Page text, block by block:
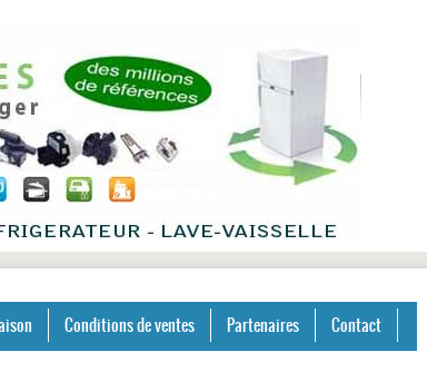
Conditions de ventes Partenaires Contact